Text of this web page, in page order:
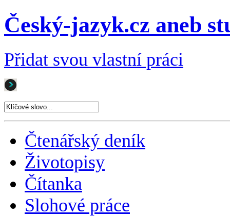
Český-jazyk.cz aneb
Přidat svou vlastní práci
Čtenářský deník
Životopisy
Čítanka
Slohové práce